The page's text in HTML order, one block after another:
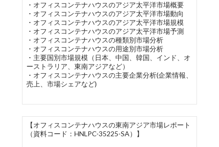
・オフィスコンテナハウスのアジア太平洋市場概要
・オフィスコンテナハウスのアジア太平洋市場動向
・オフィスコンテナハウスのアジア太平洋市場規模
・オフィスコンテナハウスのアジア太平洋市場予測
・オフィスコンテナハウスの種類別市場分析
・オフィスコンテナハウスの用途別市場分析
・主要国別市場規模（日本、中国、韓国、インド、オ
ーストラリア、東南アジアなど）
・オフィスコンテナハウスの主要企業分析(企業情報、
売上、市場シェアなど)
【オフィスコンテナハウスの東南アジア市場レポート
（資料コード：HNLPC-35225-SA）】